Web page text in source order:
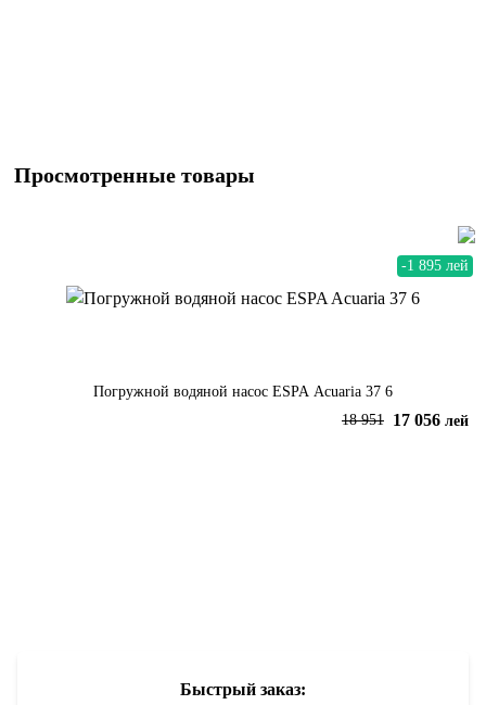
Просмотренные товары
-1 895 лей
Погружной водяной насос ESPA Acuaria 37 6
18 951 17 056 лей
Быстрый заказ: